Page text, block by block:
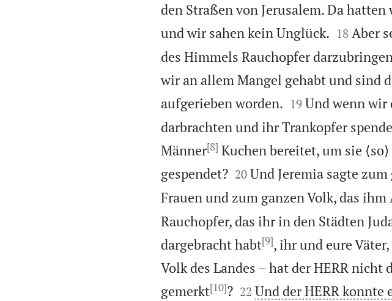
den Straßen von Jerusalem. Da
und wir sahen kein Unglück.
18 Aber
des Himmels Rauchopfer
wir an allem Mangel gehabt und sind
aufgerieben worden.
19 Und wenn wir
darbrachten und ihr Trankopfer
Männer[8] Kuchen bereitet, um sie
gespendet?
20 Und Jeremia sagte
Frauen und zum ganzen Volk, das
Rauchopfer, das ihr in den Städten
dargebracht habt[9], ihr und eure
Volk des Landes – hat der HERR
gemerkt[10]?
22 Und der HERR konnte